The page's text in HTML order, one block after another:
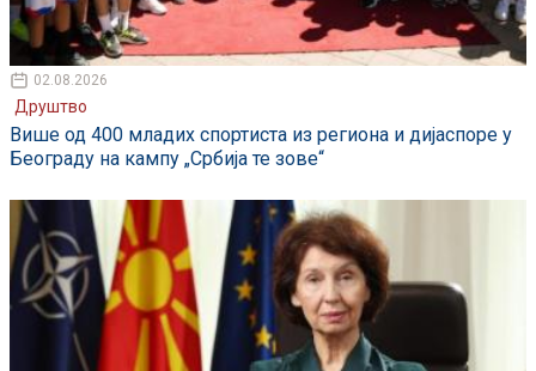
02.08.2026
Друштво
Више од 400 младих спортиста из региона и дијаспоре у
Београду на кампу „Србија те зове“